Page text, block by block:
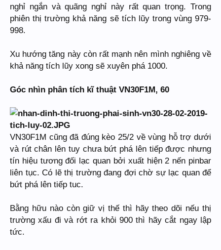
nghỉ ngắn và quãng nghỉ này rất quan trọng. Trong
phiên thị trường khả năng sẽ tích lũy trong vùng 979-
998.
Xu hướng tăng này còn rất mạnh nên mình nghiêng về
khả năng tích lũy xong sẽ xuyên phá 1000.
Góc nhìn phân tích kĩ thuật VN30F1M, 60
VN30F1M cũng đã đúng kèo 25/2 về vùng hỗ trợ dưới
và rút chân lên tuy chưa bứt phá lên tiếp được nhưng
tín hiệu tương đối lạc quan bởi xuất hiện 2 nến pinbar
liên tục. Có lẽ thị trường đang đợi chờ sự lạc quan để
bứt phá lên tiếp tuc.
Bằng hữu nào còn giữ vị thế thì hãy theo dõi nếu thị
trường xấu đi và rớt ra khỏi 900 thì hãy cắt ngay lập
tức.